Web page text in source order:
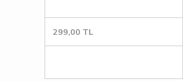
299,00 TL